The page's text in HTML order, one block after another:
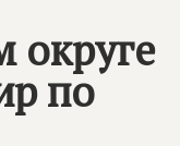
округе
по